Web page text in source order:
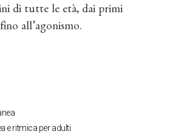
di tutte le età, dai primi
all’agonismo.
e ritmica per adulti